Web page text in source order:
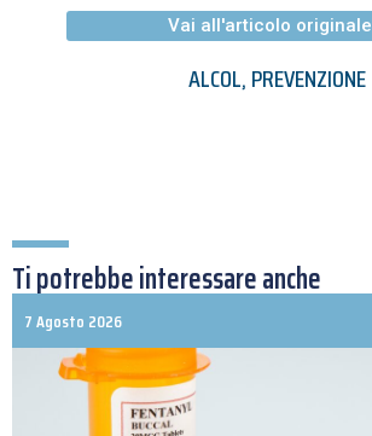
Vai all'articolo originale
ALCOL,PREVENZIONE
Ti potrebbe interessare anche
7 Agosto 2026